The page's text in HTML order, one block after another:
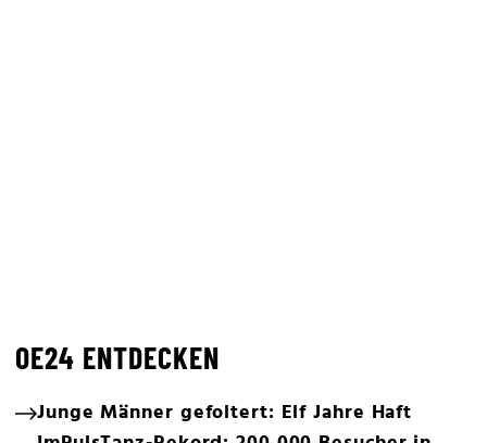
OE24 ENTDECKEN
Junge Männer gefoltert: Elf Jahre Haft